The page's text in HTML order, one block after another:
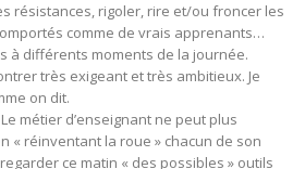
résistances, rigoler, rire et/ou froncer les
comme de vrais apprenants…
à différents moments de la journée.
très exigeant et très ambitieux. Je
on dit.
métier d’enseignant ne peut plus
« réinventant la roue » chacun de son
ce matin « des possibles » outils